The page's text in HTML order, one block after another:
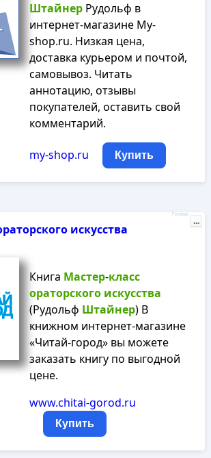
ШтайнерРудольф в
интернет-магазине My-
shop.ru. Низкая цена,
доставка курьером и почтой,
самовывоз. Читать
аннотацию, отзывы
покупателей, оставить свой
комментарий.
my-shop.ru Купить
искусства
Книга Мастер-класс
ораторского искусства
(Рудольф Штайнер) В
книжном интернет-магазине
«Читай-город» вы можете
заказать книгу по выгодной
цене.
www.chitai-gorod.ru
Купить
Реклама
...